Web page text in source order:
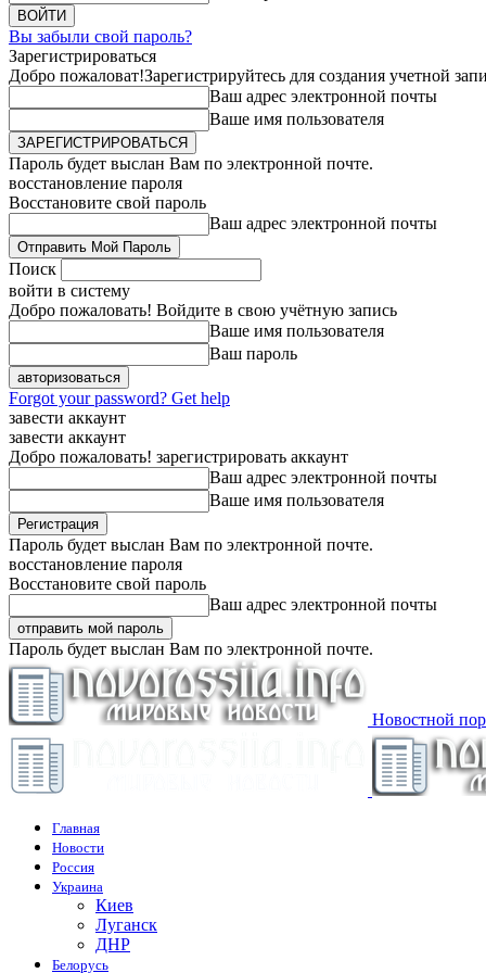
Вы забыли свой пароль?
Зарегистрироваться
Добро пожаловат!Зарегистрируйтесь для создания учетной
Ваш адрес электронной почты
Ваше имя пользователя
Пароль будет выслан Вам по электронной почте.
восстановление пароля
Восстановите свой пароль
Ваш адрес электронной почты
Поиск
войти в систему
Добро пожаловать! Войдите в свою учётную запись
Ваше имя пользователя
Ваш пароль
Forgot your password? Get help
завести аккаунт
завести аккаунт
Добро пожаловать! зарегистрировать аккаунт
Ваш адрес электронной почты
Ваше имя пользователя
Пароль будет выслан Вам по электронной почте.
восстановление пароля
Восстановите свой пароль
Ваш адрес электронной почты
Пароль будет выслан Вам по электронной почте.
Новостной
Главная
Новости
Россия
Украина
Киев
Луганск
ДНР
Белорусь